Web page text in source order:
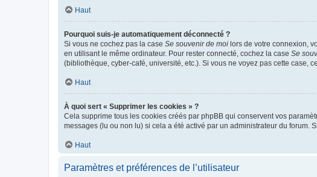
Haut
Pourquoi suis-je automatiquement déconnecté ?
Si vous ne cochez pas la case Se souvenir de moi lors de votre connexion,
en utilisant le même ordinateur. Pour rester connecté, cochez la case Se
(bibliothèque, cyber-café, université, etc.). Si vous ne voyez pas cette case,
Haut
À quoi sert « Supprimer les cookies » ?
Cela supprime tous les cookies créés par phpBB qui conservent vos
messages (lu ou non lu) si cela a été activé par un administrateur du
Haut
Paramètres et préférences de l’utilisateur